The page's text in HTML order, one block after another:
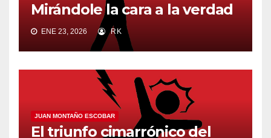
Mirándole la cara a la verdad
ENE 23, 2026 RK
JUAN MONTAÑO ESCOBAR
El triunfo cimarrónico del